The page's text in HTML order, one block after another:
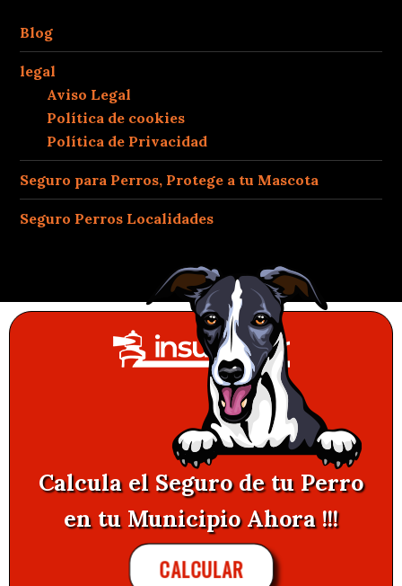
Blog
legal
Aviso Legal
Política de cookies
Política de Privacidad
Seguro para Perros, Protege a tu Mascota
Seguro Perros Localidades
Calcula el Seguro de tu Perro
en tu Municipio Ahora !!!
CALCULAR